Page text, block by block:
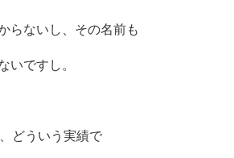
らないし、その名前も
いですし。
どういう実績で